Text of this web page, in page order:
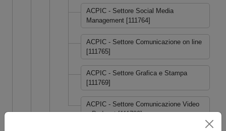
ACPIC - Settore Social Media
Management [111764]
ACPIC - Settore Comunicazione on line
[111765]
ACPIC - Settore Grafica e Stampa
[111769]
ACPIC - Settore Comunicazione Video
e Podcast [111780]